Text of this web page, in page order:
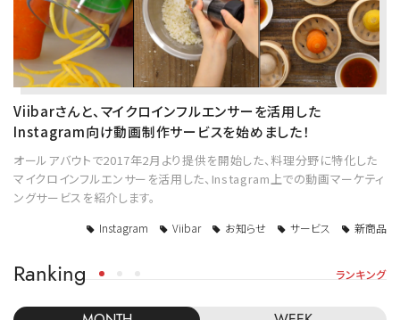
Viibarさんと、マイクロインフルエンサーを活用した
Instagram向け動画制作サービスを始めました！
オールアバウトで2017年2月より提供を開始した、料理分野に特化した
マイクロインフルエンサーを活用した、Instagram上での動画マーケティ
ングサービスを紹介します。
Instagram Viibar お知らせ サービス 新商品
Ranking ランキング